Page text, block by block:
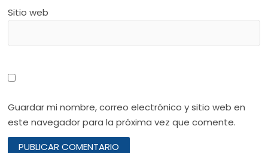
Sitio web
Guardar mi nombre, correo electrónico y sitio web en
este navegador para la próxima vez que comente.